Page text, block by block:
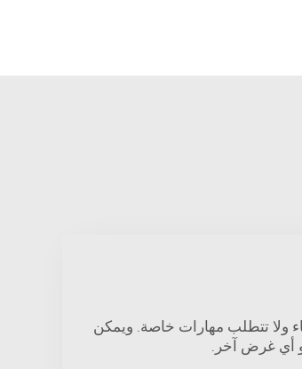
ولا تتطلب مهارات خاصة. ويمكن
أي غرض آخر.